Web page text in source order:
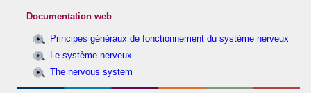
Documentation web
Principes généraux de fonctionnement du système nerveux
Le système nerveux
The nervous system